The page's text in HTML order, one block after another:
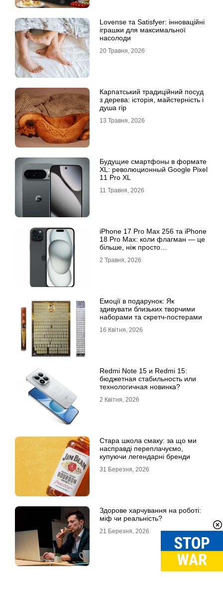
Lovense та Satisfyer: інноваційні
іграшки для максимальної
насолоди
20 Травня, 2026
Карпатський традиційний посуд
з дерева: історія, майстерність і
душа гір
13 Травня, 2026
Будущие смартфоны в формате
XL: революционный Google Pixel
11 Pro XL
11 Травня, 2026
iРhone 17 Рro Мax 256 та iРhone
18 Рro Мax: коли флагман — це
більше, ніж просто
2 Травня, 2026
Емоції в подарунок: Як
здивувати близьких творчими
наборами та скретч-постерами
16 Квітня, 2026
Redmi Note 15 и Redmi 15:
бюджетная стабильность или
технологичная новинка?
2 Квітня, 2026
Стара школа смаку: за що ми
насправді переплачуємо,
купуючи легендарні бренди
31 Березня, 2026
Здорове харчування на роботі:
міф чи реальність?
21 Березня, 2026